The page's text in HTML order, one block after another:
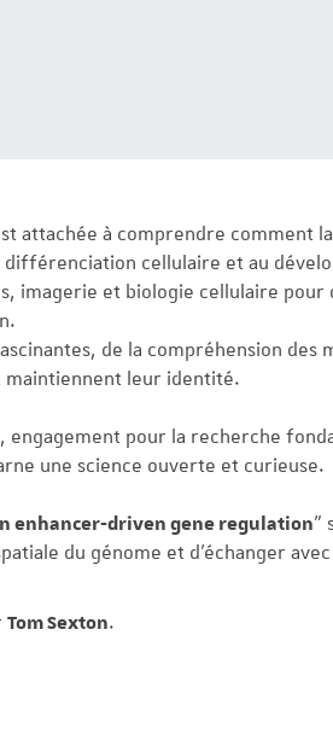
attachée à comprendre comment
cellulaire et au
imagerie et biologie cellulaire
de la compréhension des
maintiennent leur identité.
pour la recherche
une science ouverte et curieuse.
enhancer-driven gene regulation"
du génome et d’échanger
Tom Sexton.